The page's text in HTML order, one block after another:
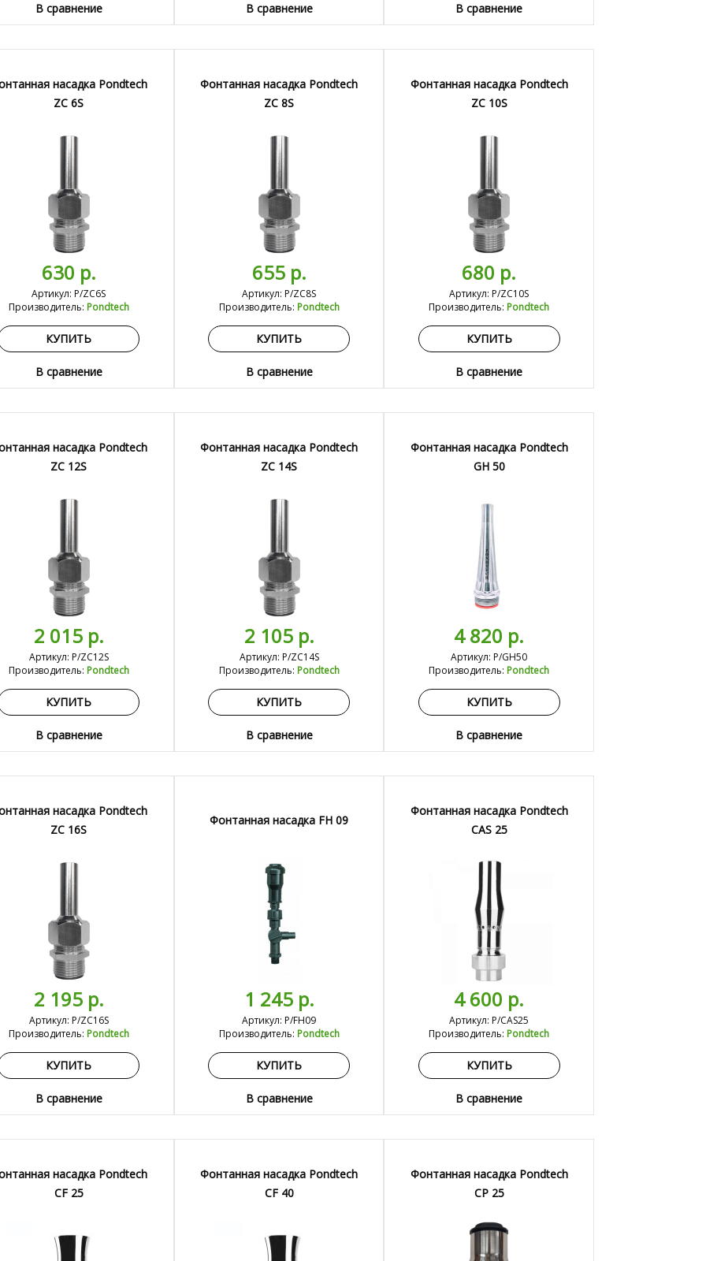
В сравнение В сравнение В сравнение
насадка Pondtech
ZC 6S
630 р.
Артикул: P/ZC6S
Производитель: Pondtech
КУПИТЬ
В сравнение
Фонтанная насадка Pondtech
ZC 8S
655 р.
Артикул: P/ZC8S
Производитель: Pondtech
КУПИТЬ
В сравнение
Фонтанная насадка Pondtech
ZC 10S
680 р.
Артикул: P/ZC10S
Производитель: Pondtech
КУПИТЬ
В сравнение
насадка Pondtech
ZC 12S
2 015 р.
Артикул: P/ZC12S
Производитель: Pondtech
КУПИТЬ
В сравнение
Фонтанная насадка Pondtech
ZC 14S
2 105 р.
Артикул: P/ZC14S
Производитель: Pondtech
КУПИТЬ
В сравнение
Фонтанная насадка Pondtech
GH 50
4 820 р.
Артикул: P/GH50
Производитель: Pondtech
КУПИТЬ
В сравнение
насадка Pondtech
ZC 16S
2 195 р.
Артикул: P/ZC16S
Производитель: Pondtech
КУПИТЬ
В сравнение
Фонтанная насадка FH 09
1 245 р.
Артикул: P/FH09
Производитель: Pondtech
КУПИТЬ
В сравнение
Фонтанная насадка Pondtech
CAS 25
4 600 р.
Артикул: P/CAS25
Производитель: Pondtech
КУПИТЬ
В сравнение
насадка Pondtech
CF 25
Фонтанная насадка Pondtech
CF 40
Фонтанная насадка Pondtech
CP 25